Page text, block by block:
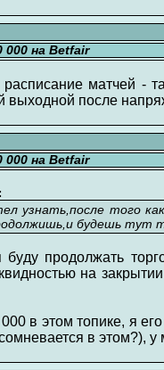
000 на Betfair
матчей -
выходной после
000 на Betfair
узнать,после того
будешь тут
продолжать
на
в этом топике, я
в этом?),